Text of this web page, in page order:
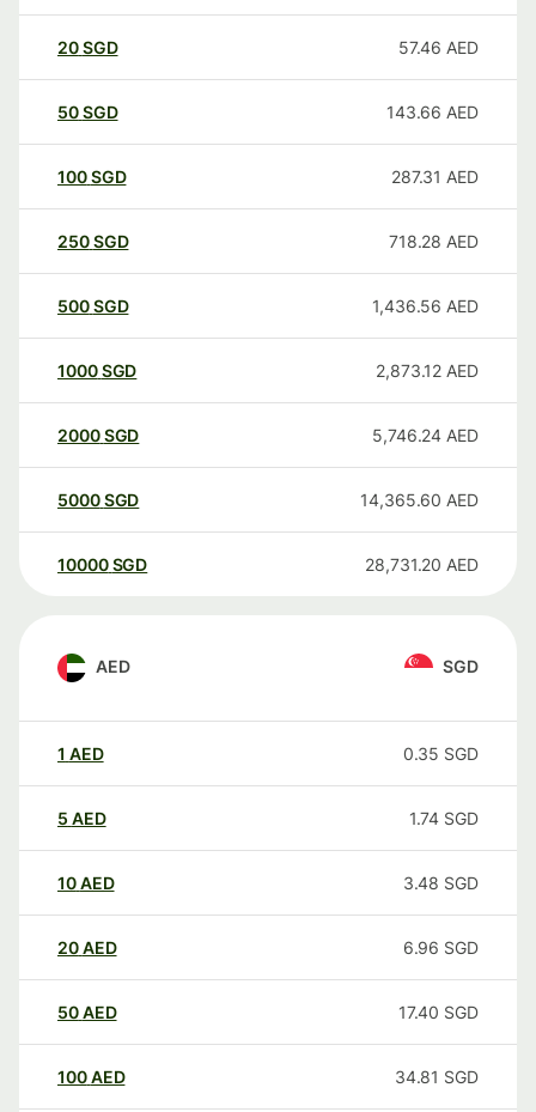
20SGD 57.46 AED
50SGD 143.66 AED
100SGD 287.31 AED
250SGD 718.28 AED
500SGD 1,436.56 AED
1000SGD 2,873.12 AED
2000SGD 5,746.24 AED
5000SGD 14,365.60 AED
10000 SGD 28,731.20 AED
AED SGD
1 AED 0.35 SGD
5 AED 1.74 SGD
10AED 3.48 SGD
20AED 6.96 SGD
50AED 17.40 SGD
100AED 34.81 SGD